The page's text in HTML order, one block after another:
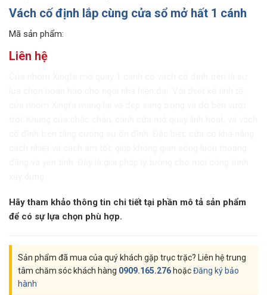
Vách cố định lắp cùng cửa sổ mở hất 1 cánh
Mã sản phẩm:
Liên hệ
Hãy tham khảo thông tin chi tiết tại phần mô tả sản phẩm
để có sự lựa chọn phù hợp.
Sản phẩm đã mua của quý khách gặp trục trặc? Liên hệ trung
tâm chăm sóc khách hàng 0909.165.276 hoặcĐăng ký bảo
hành